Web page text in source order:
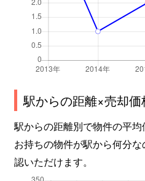
駅からの距離×売却価
駅からの距離別で物件の平均
お持ちの物件が駅から何分
認いただけます。